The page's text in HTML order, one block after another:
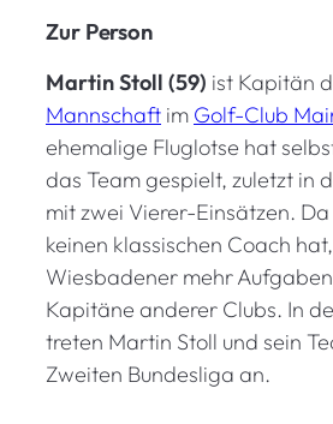
Zur Person
Martin Stoll (59) ist Kapitän
Mannschaft im Golf-Club
ehemalige Fluglotse hat
das Team gespielt, zuletzt in
mit zwei Vierer-Einsätzen.
keinen klassischen Coach
Wiesbadener mehr
Kapitäne anderer Clubs. In
treten Martin Stoll und sein
Zweiten Bundesliga an.